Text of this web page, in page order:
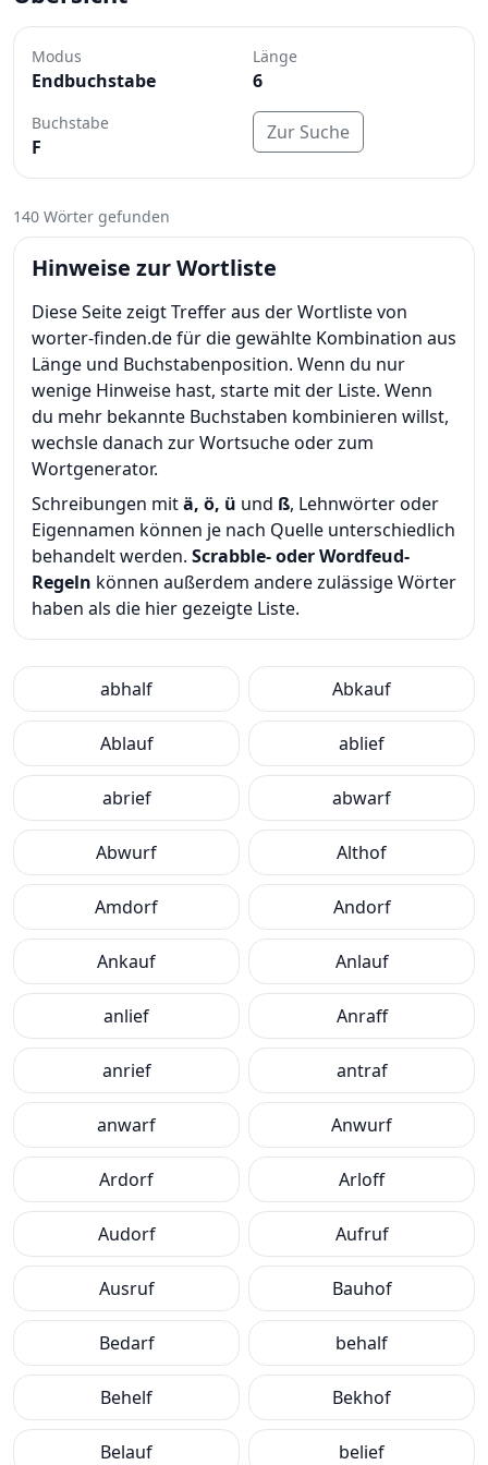
Modus
Endbuchstabe
Länge
6
Buchstabe
F
Zur Suche
140 Wörter gefunden
Hinweise zur Wortliste
Diese Seite zeigt Treffer aus der Wortliste von
worter-finden.de für die gewählte Kombination aus
Länge und Buchstabenposition. Wenn du nur
wenige Hinweise hast, starte mit der Liste. Wenn
du mehr bekannte Buchstaben kombinieren willst,
wechsle danach zur Wortsuche oder zum
Wortgenerator.
Schreibungen mitä, ö, ü und ß, Lehnwörter oder
Eigennamen können je nach Quelle unterschiedlich
behandelt werden. Scrabble- oder Wordfeud-
Regeln können außerdem andere zulässige Wörter
haben als die hier gezeigte Liste.
abhalf Abkauf
Ablauf ablief
abrief abwarf
Abwurf Althof
Amdorf Andorf
Ankauf Anlauf
anlief Anraff
anrief antraf
anwarf Anwurf
Ardorf Arloff
Audorf Aufruf
Ausruf Bauhof
Bedarf behalf
Behelf Bekhof
Belauf belief